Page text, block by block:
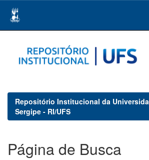
navigation
Repositório Institucional da
Sergipe - RI/UFS
Página de Busca